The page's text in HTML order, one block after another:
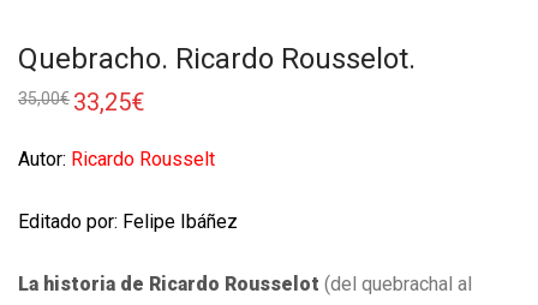
Quebracho. Ricardo Rousselot.
35,00€ 33,25€
Autor: Ricardo Rousselt
Editado por: Felipe Ibáñez
La historia de Ricardo Rousselot (del quebrachal al